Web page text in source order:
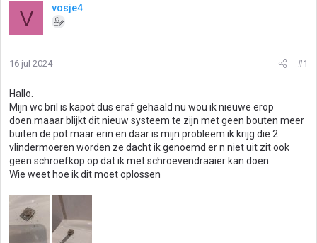
V vosje4
16 jul 2024 #1
Hallo.
Mijn wc bril is kapot dus eraf gehaald nu wou ik nieuwe erop
doen.maaar blijkt dit nieuw systeem te zijn met geen bouten meer
buiten de pot maar erin en daar is mijn probleem ik krijg die 2
vlindermoeren worden ze dacht ik genoemd er n niet uit zit ook
geen schroefkop op dat ik met schroevendraaier kan doen.
Wie weet hoe ik dit moet oplossen